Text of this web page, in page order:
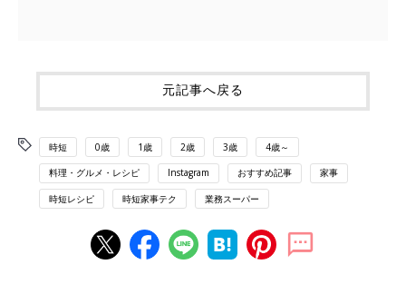
元記事へ戻る
時短 0歳 1歳 2歳 3歳 4歳～
料理・グルメ・レシピ Instagram おすすめ記事 家事
時短レシピ 時短家事テク 業務スーパー